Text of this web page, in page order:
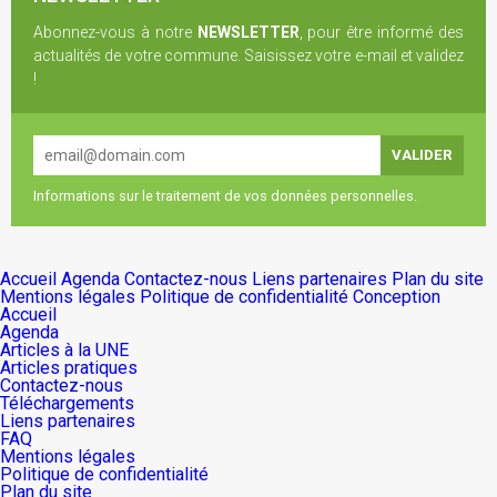
Abonnez-vous à notre NEWSLETTER , pour être informé des
actualités de votre commune. Saisissez votre e-mail et validez
!
Informations sur le traitement de vos données personnelles.
Accueil Agenda Contactez-nous Liens partenaires Plan du site
Mentions légales Politique de confidentialité Conception
Accueil
Agenda
Articles à la UNE
Articles pratiques
Contactez-nous
Téléchargements
Liens partenaires
FAQ
Mentions légales
Politique de confidentialité
Plan du site